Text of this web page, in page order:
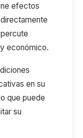
efectos
económico.
en su
que puede
su